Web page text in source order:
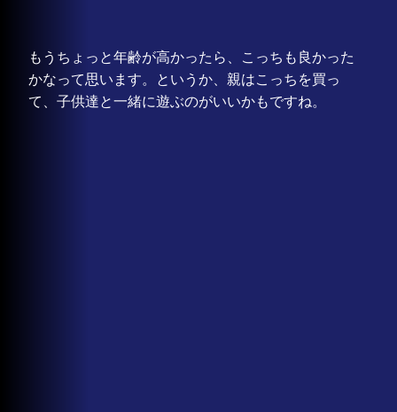
もうちょっと年齢が高かったら、こっちも良かった
かなって思います。というか、親はこっちを買っ
て、子供達と一緒に遊ぶのがいいかもですね。